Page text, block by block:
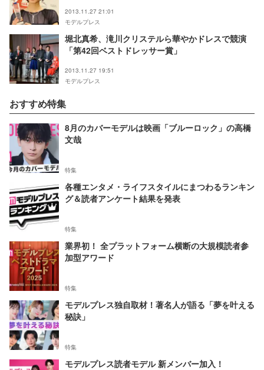
2013.11.27 21:01
モデルプレス
堀北真希、滝川クリステルら華やかドレスで競演
「第42回ベストドレッサー賞」
2013.11.27 19:51
モデルプレス
おすすめ特集
8月のカバーモデルは映画「ブルーロック」の高橋
文哉
特集
各種エンタメ・ライフスタイルにまつわるランキン
グ＆読者アンケート結果を発表
特集
業界初！ 全プラットフォーム横断の大規模読者参
加型アワード
特集
モデルプレス独自取材！著名人が語る「夢を叶える
秘訣」
特集
モデルプレス読者モデル 新メンバー加入！